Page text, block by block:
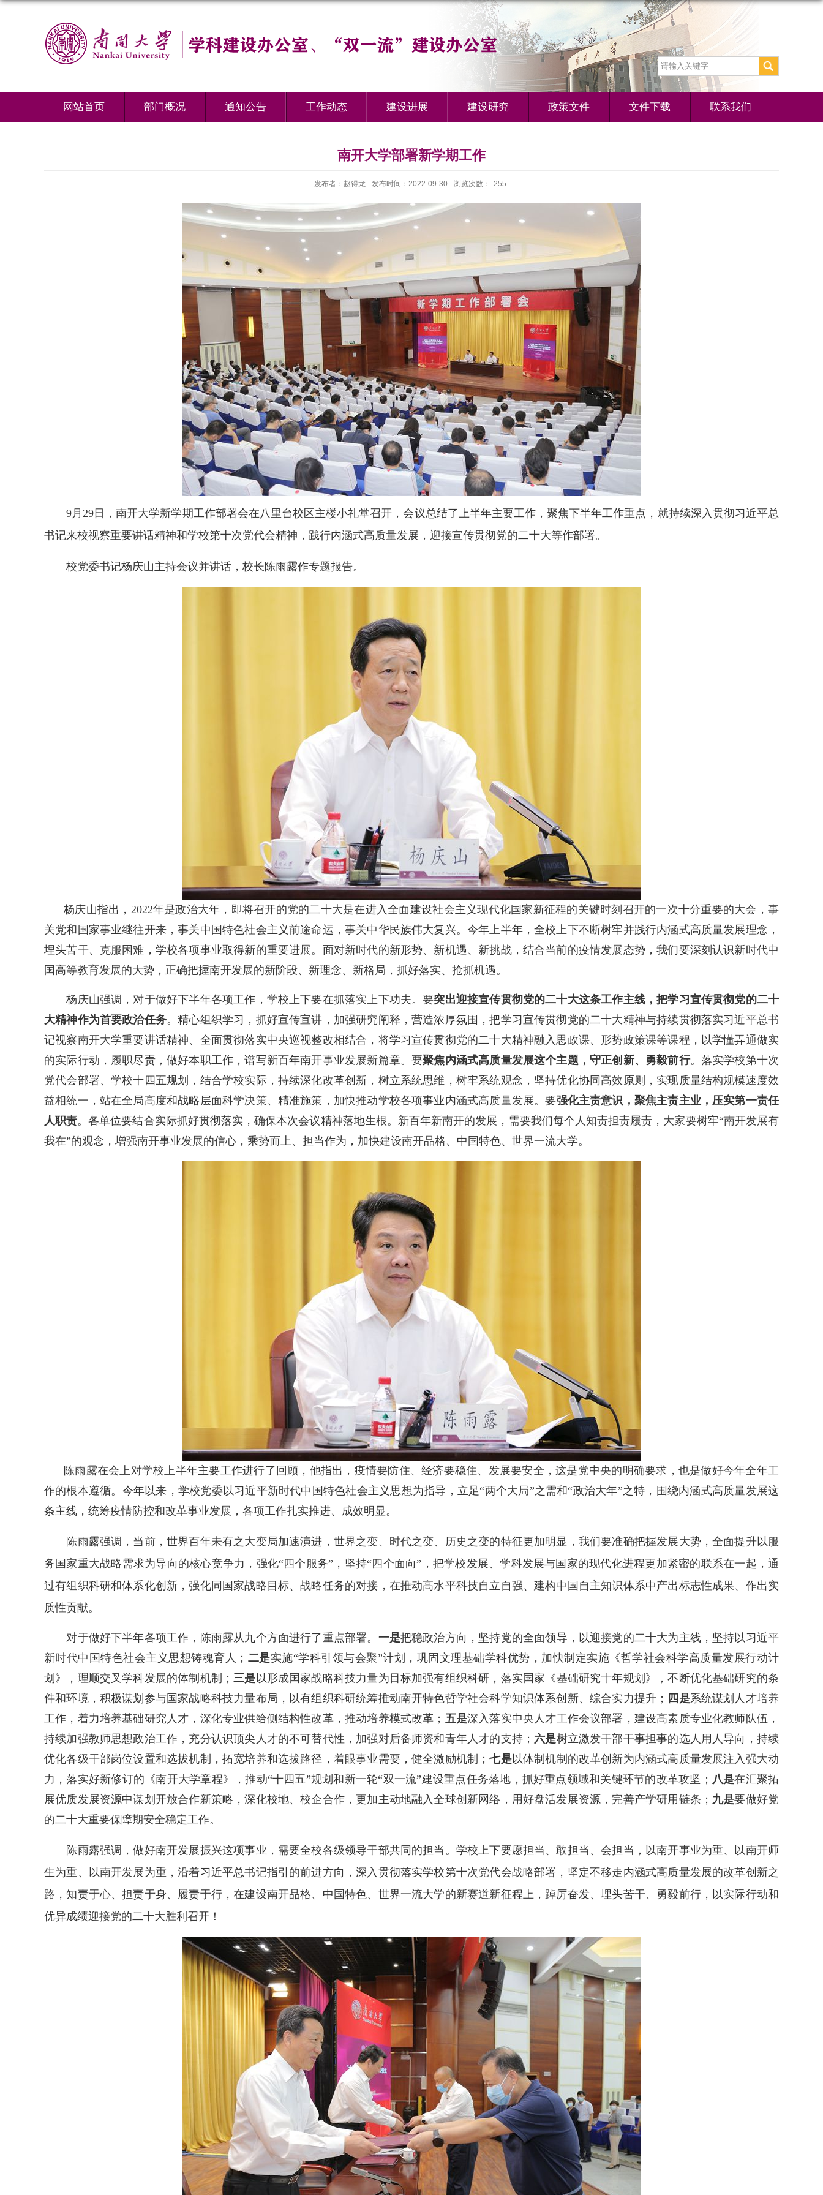
网站首页 部门概况 通知公告 工作动态 建设进展 建设研究 政策文件 文件下载 联系我们
南开大学部署新学期工作
发布者：赵得龙 发布时间：2022-09-30 浏览次数： 255
9月29日，南开大学新学期工作部署会在八里台校区主楼小礼堂召开，会议总结了上半年主要工作，聚焦下半年工作重点，就持续深入贯彻习近平总
书记来校视察重要讲话精神和学校第十次党代会精神，践行内涵式高质量发展，迎接宣传贯彻党的二十大等作部署。
校党委书记杨庆山主持会议并讲话，校长陈雨露作专题报告。
杨庆山指出，2022年是政治大年，即将召开的党的二十大是在进入全面建设社会主义现代化国家新征程的关键时刻召开的一次十分重要的大会，事
关党和国家事业继往开来，事关中国特色社会主义前途命运，事关中华民族伟大复兴。今年上半年，全校上下不断树牢并践行内涵式高质量发展理念，
埋头苦干、克服困难，学校各项事业取得新的重要进展。面对新时代的新形势、新机遇、新挑战，结合当前的疫情发展态势，我们要深刻认识新时代中
国高等教育发展的大势，正确把握南开发展的新阶段、新理念、新格局，抓好落实、抢抓机遇。
杨庆山强调，对于做好下半年各项工作，学校上下要在抓落实上下功夫。要突出迎接宣传贯彻党的二十大这条工作主线，把学习宣传贯彻党的二十
大精神作为首要政治任务。精心组织学习，抓好宣传宣讲，加强研究阐释，营造浓厚氛围，把学习宣传贯彻党的二十大精神与持续贯彻落实习近平总书
记视察南开大学重要讲话精神、全面贯彻落实中央巡视整改相结合，将学习宣传贯彻党的二十大精神融入思政课、形势政策课等课程，以学懂弄通做实
的实际行动，履职尽责，做好本职工作，谱写新百年南开事业发展新篇章。要聚焦内涵式高质量发展这个主题，守正创新、勇毅前行。落实学校第十次
党代会部署、学校十四五规划，结合学校实际，持续深化改革创新，树立系统思维，树牢系统观念，坚持优化协同高效原则，实现质量结构规模速度效
益相统一，站在全局高度和战略层面科学决策、精准施策，加快推动学校各项事业内涵式高质量发展。要强化主责意识，聚焦主责主业，压实第一责任
人职责。各单位要结合实际抓好贯彻落实，确保本次会议精神落地生根。新百年新南开的发展，需要我们每个人知责担责履责，大家要树牢“南开发展有
我在”的观念，增强南开事业发展的信心，乘势而上、担当作为，加快建设南开品格、中国特色、世界一流大学。
陈雨露在会上对学校上半年主要工作进行了回顾，他指出，疫情要防住、经济要稳住、发展要安全，这是党中央的明确要求，也是做好今年全年工
作的根本遵循。今年以来，学校党委以习近平新时代中国特色社会主义思想为指导，立足“两个大局”之需和“政治大年”之特，围绕内涵式高质量发展这
条主线，统筹疫情防控和改革事业发展，各项工作扎实推进、成效明显。
陈雨露强调，当前，世界百年未有之大变局加速演进，世界之变、时代之变、历史之变的特征更加明显，我们要准确把握发展大势，全面提升以服
务国家重大战略需求为导向的核心竞争力，强化“四个服务”，坚持“四个面向”，把学校发展、学科发展与国家的现代化进程更加紧密的联系在一起，通
过有组织科研和体系化创新，强化同国家战略目标、战略任务的对接，在推动高水平科技自立自强、建构中国自主知识体系中产出标志性成果、作出实
质性贡献。
对于做好下半年各项工作，陈雨露从九个方面进行了重点部署。 一是把稳政治方向，坚持党的全面领导，以迎接党的二十大为主线，坚持以习近平
新时代中国特色社会主义思想铸魂育人； 二是实施“学科引领与会聚”计划，巩固文理基础学科优势，加快制定实施《哲学社会科学高质量发展行动计
划》，理顺交叉学科发展的体制机制； 三是 以形成国家战略科技力量为目标加强有组织科研，落实国家《基础研究十年规划》，不断优化基础研究的条
件和环境，积极谋划参与国家战略科技力量布局，以有组织科研统筹推动南开特色哲学社会科学知识体系创新、综合实力提升； 四是系统谋划人才培养
工作，着力培养基础研究人才，深化专业供给侧结构性改革，推动培养模式改革； 五是深入落实中央人才工作会议部署，建设高素质专业化教师队伍，
持续加强教师思想政治工作，充分认识顶尖人才的不可替代性，加强对后备师资和青年人才的支持； 六是树立激发干部干事担事的选人用人导向，持续
优化各级干部岗位设置和选拔机制，拓宽培养和选拔路径，着眼事业需要，健全激励机制；七是以体制机制的改革创新为内涵式高质量发展注入强大动
力，落实好新修订的《南开大学章程》，推动“十四五”规划和新一轮“双一流”建设重点任务落地，抓好重点领域和关键环节的改革攻坚； 八是在汇聚拓
展优质发展资源中谋划开放合作新策略，深化校地、校企合作，更加主动地融入全球创新网络，用好盘活发展资源，完善产学研用链条； 九是要做好党
的二十大重要保障期安全稳定工作。
陈雨露强调，做好南开发展振兴这项事业，需要全校各级领导干部共同的担当。学校上下要愿担当、敢担当、会担当，以南开事业为重、以南开师
生为重、以南开发展为重，沿着习近平总书记指引的前进方向，深入贯彻落实学校第十次党代会战略部署，坚定不移走内涵式高质量发展的改革创新之
路，知责于心、担责于身、履责于行，在建设南开品格、中国特色、世界一流大学的新赛道新征程上，踔厉奋发、埋头苦干、勇毅前行，以实际行动和
优异成绩迎接党的二十大胜利召开！